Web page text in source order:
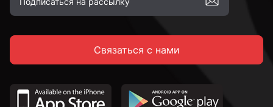
С потайной головкой
С тарельчатой головкой
С крестовой головкой
Связаться с нами